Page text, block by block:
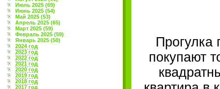
Июль 2025 (69)
Июнь 2025 (54)
Май 2025 (53)
Апрель 2025 (65)
Март 2025 (59)
Февраль 2025 (59)
Январь 2025 (50)
2024 год
2023 год
2022 год
2021 год
2020 год
2019 год
2018 год
2017 год
Прогулка
покупают